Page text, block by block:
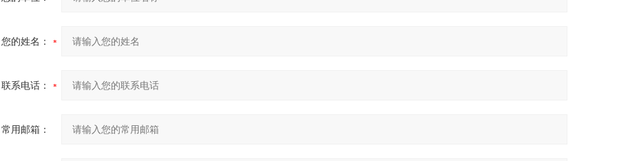
您的姓名：
联系电话：
常用邮箱：